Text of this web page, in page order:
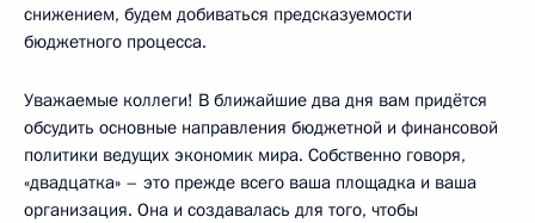
снижением, будем добиваться предсказуемости
бюджетного процесса.
Уважаемые коллеги! В ближайшие два дня вам придётся
обсудить основные направления бюджетной и финансовой
политики ведущих экономик мира. Собственно говоря,
«двадцатка» – это прежде всего ваша площадка и ваша
организация. Она и создавалась для того, чтобы